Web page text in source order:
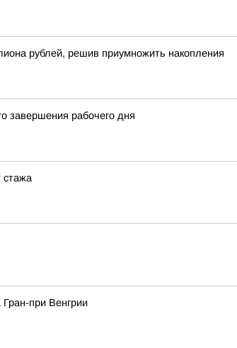
рублей, решив приумножить накопления
завершения рабочего дня
стажа
при Венгрии